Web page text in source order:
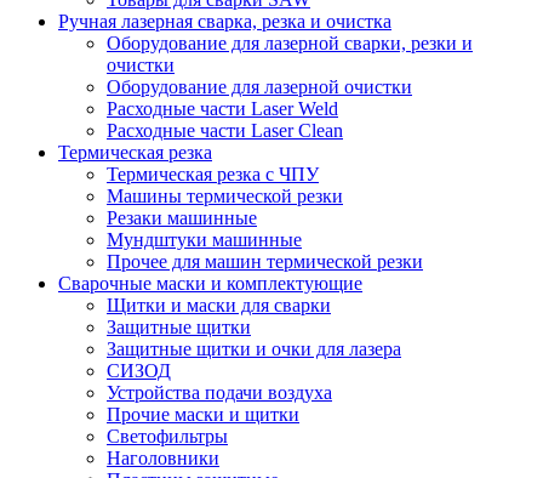
Ручная лазерная сварка, резка и очистка
Оборудование для лазерной сварки, резки и
очистки
Оборудование для лазерной очистки
Расходные части Laser Weld
Расходные части Laser Clean
Термическая резка
Термическая резка с ЧПУ
Машины термической резки
Резаки машинные
Мундштуки машинные
Прочее для машин термической резки
Сварочные маски и комплектующие
Щитки и маски для сварки
Защитные щитки
Защитные щитки и очки для лазера
СИЗОД
Устройства подачи воздуха
Прочие маски и щитки
Светофильтры
Наголовники